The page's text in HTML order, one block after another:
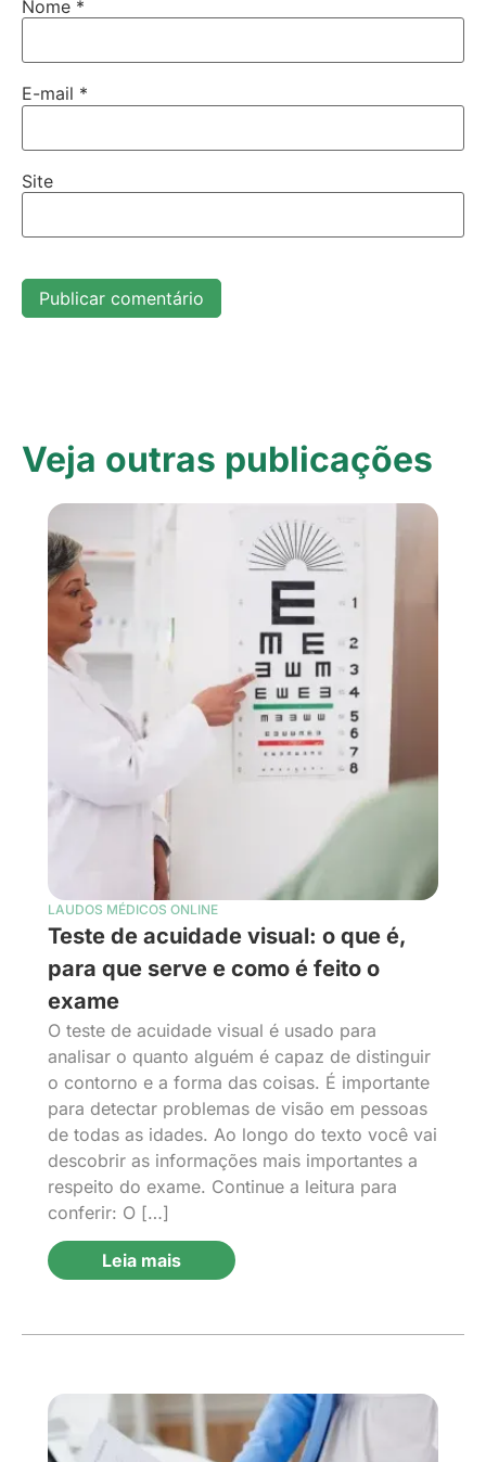
Nome *
E-mail *
Site
Veja outras publicações
LAUDOS MÉDICOS ONLINE
Teste de acuidade visual: o que é,
para que serve e como é feito o
exame
O teste de acuidade visual é usado para
analisar o quanto alguém é capaz de distinguir
o contorno e a forma das coisas. É importante
para detectar problemas de visão em pessoas
de todas as idades. Ao longo do texto você vai
descobrir as informações mais importantes a
respeito do exame. Continue a leitura para
conferir: O […]
Leia mais